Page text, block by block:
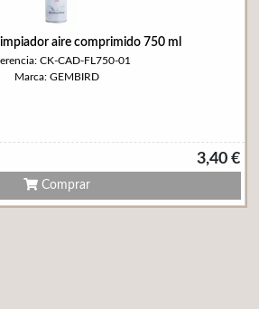
aire comprimido 750 ml
CK-CAD-FL750-01
Marca: GEMBIRD
3,40 €
Comprar